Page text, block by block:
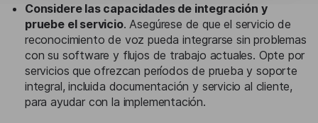
Considere las capacidades de integración y
pruebe el servicio. Asegúrese de que el servicio de
reconocimiento de voz pueda integrarse sin problemas
con su software y flujos de trabajo actuales. Opte por
servicios que ofrezcan períodos de prueba y soporte
integral, incluida documentación y servicio al cliente,
para ayudar con la implementación.